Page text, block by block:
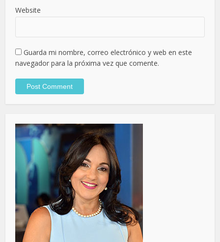
Website
Guarda mi nombre, correo electrónico y web en este
navegador para la próxima vez que comente.